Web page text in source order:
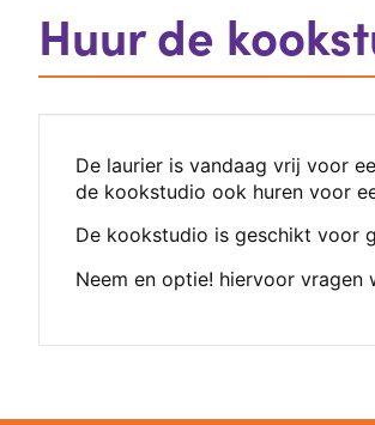
Huur de
De laurier is vandaag vrij voor
de kookstudio ook huren voor
De kookstudio is geschikt voor
Neem en optie! hiervoor vragen